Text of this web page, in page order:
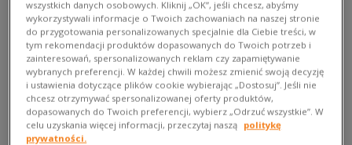
jazdy na desce, dlatego fason trampek, tenisówek
czy sneakersów przeznaczonych do uprawiania tego sportu
musi odpowiednio zabezpieczać newralgiczne miejsca. Z tego
względu w wielu modelach butów na deskę zastosowano
wzmocnioną konstrukcję w postaci wydłużonych osłonek na
nosku buta czy miękkiej pianki wewnętrznej, która znakomicie
amortyzuje lądowanie z dużej wysokości. Wykorzystanie
wygodnych rozwiązań sprawiło, że po obuwie przeznaczone
wszystkich danych osobowych. Kliknij „OK”, jeśli chcesz, abyśmy
wykorzystywali informacje o Twoich zachowaniach na naszej stronie
do przygotowania personalizowanych specjalnie dla Ciebie treści, w
tym rekomendacji produktów dopasowanych do Twoich potrzeb i
zainteresowań, spersonalizowanych reklam czy zapamiętywanie
wybranych preferencji. W każdej chwili możesz zmienić swoją decyzję
i ustawienia dotyczące plików cookie wybierając „Dostosuj”. Jeśli nie
chcesz otrzymywać spersonalizowanej oferty produktów,
dopasowanych do Twoich preferencji, wybierz „Odrzuć wszystkie”. W
celu uzyskania więcej informacji, przeczytaj naszą politykę
prywatności.